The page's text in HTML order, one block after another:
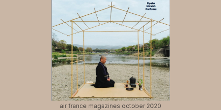
air france magazines october 2020